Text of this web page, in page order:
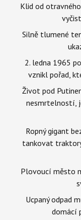
Klid od
Silně tlumené
2. ledna 1965
vznikl pořad,
Život pod
nesmrtelností,
Ropný gigant
tankovat
Plovoucí město
Ucpaný odpad
domácí